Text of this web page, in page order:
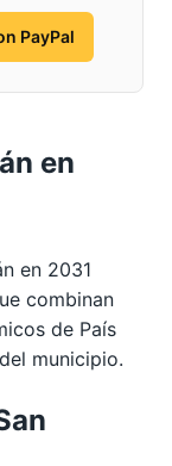
PayPal
en
en 2031
combinan
de País
municipio.